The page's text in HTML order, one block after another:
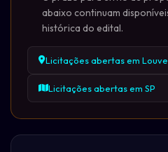
abaixo continuam
histórica do edital.
Licitações abertas em
Licitações abertas em SP